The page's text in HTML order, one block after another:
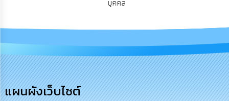
ทรัพยากร
การ
บริหาร
งาน
บุคคล
แผนผังเว็บไซต์